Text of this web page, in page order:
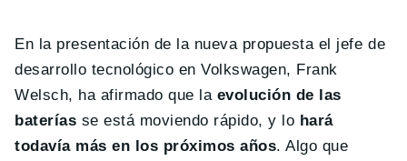
En la presentación de la nueva propuesta el jefe de
desarrollo tecnológico en Volkswagen, Frank
Welsch, ha afirmado que la evolución de las
baterías se está moviendo rápido, y lo hará
todavía más en los próximos años. Algo que